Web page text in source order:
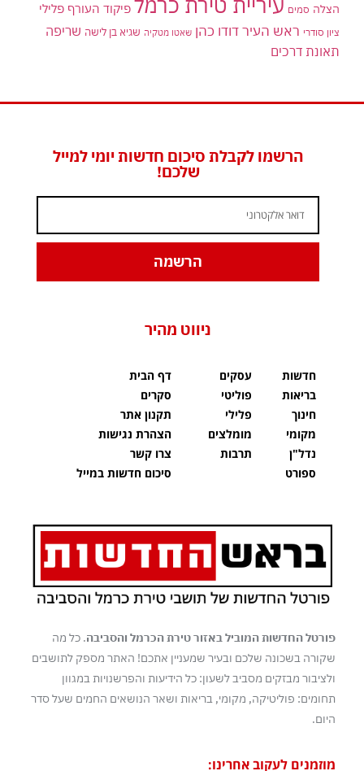
הצלה סמים פיקוד העורף פלילי
ציון סודרי ראש העיר דודו כהן שאטו מטקיה שגיא בן לישה שריפה
תאונת דרכים
הרשמו לקבלת סיכום חדשות יומי למייל
שלכם!
הרשמה
ניווט מהיר
חדשות
בריאות
חינוך
מקומי
נדל"ן
ספורט
עסקים
פוליטי
פלילי
מומלצים
תרבות
דף הבית
סקרים
תקנון אתר
הצהרת נגישות
צרו קשר
סיכום חדשות במייל
פורטל החדשות המוביל באזור טירת הכרמל והסביבה. כל מה
שקורה בשכונה שלכם ובעיר שמעניין אתכם! האתר מספק לתושבים
ולציבור מבזקים מסביב לשעון: כל הידיעות והפרשנויות במגוון
תחומים: פוליטיקה, מקומי, בריאות ושאר הנושאים החמים שעל סדר
היום.
מוזמנים לעקוב אחרינו: